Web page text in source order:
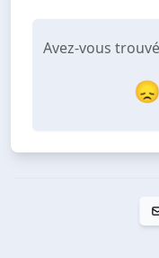
Avez-vous
😞